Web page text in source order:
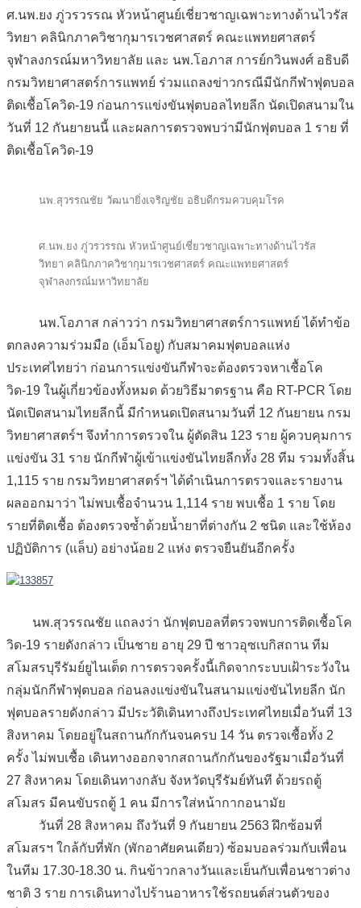
ศ.นพ.ยง ภู่วรวรรณ หัวหน้าศูนย์เชี่ยวชาญเฉพาะทางด้านไวรัส
วิทยา คลินิกภาควิชากุมารเวชศาสตร์ คณะแพทยศาสตร์
จุฬาลงกรณ์มหาวิทยาลัย และ นพ.โอภาส การย์กวินพงศ์ อธิบดี
กรมวิทยาศาสตร์การแพทย์ ร่วมแถลงข่าวกรณีมีนักกีฬาฟุตบอล
ติดเชื้อโควิด-19 ก่อนการแข่งขันฟุตบอลไทยลีก นัดเปิดสนามใน
วันที่ 12 กันยายนนี้ และผลการตรวจพบว่ามีนักฟุตบอล 1 ราย ที่
ติดเชื้อโควิด-19
นพ.สุวรรณชัย วัฒนายิ่งเจริญชัย อธิบดีกรมควบคุมโรค
ศ.นพ.ยง ภู่วรวรรณ หัวหน้าศูนย์เชี่ยวชาญเฉพาะทางด้านไวรัส
วิทยา คลินิกภาควิชากุมารเวชศาสตร์ คณะแพทยศาสตร์
จุฬาลงกรณ์มหาวิทยาลัย
นพ.โอภาส กล่าวว่า กรมวิทยาศาสตร์การแพทย์ ได้ทำข้อ
ตกลงความร่วมมือ (เอ็มโอยู) กับสมาคมฟุตบอลแห่ง
ประเทศไทยว่า ก่อนการแข่งขันกีฬาจะต้องตรวจหาเชื้อโค
วิด-19 ในผู้เกี่ยวข้องทั้งหมด ด้วยวิธีมาตรฐาน คือ RT-PCR โดย
นัดเปิดสนามไทยลีกนี้ มีกำหนดเปิดสนามวันที่ 12 กันยายน กรม
วิทยาศาสตร์ฯ จึงทำการตรวจใน ผู้ตัดสิน 123 ราย ผู้ควบคุมการ
แข่งขัน 31 ราย นักกีฬาผู้เข้าแข่งขันไทยลีกทั้ง 28 ทีม รวมทั้งสิ้น
1,115 ราย กรมวิทยาศาสตร์ฯ ได้ดำเนินการตรวจและรายงาน
ผลออกมาว่า ไม่พบเชื้อจำนวน 1,114 ราย พบเชื้อ 1 ราย โดย
รายที่ติดเชื้อ ต้องตรวจซ้ำด้วยน้ำยาที่ต่างกัน 2 ชนิด และใช้ห้อง
ปฏิบัติการ (แล็บ) อย่างน้อย 2 แห่ง ตรวจยืนยันอีกครั้ง
นพ.สุวรรณชัย แถลงว่า นักฟุตบอลที่ตรวจพบการติดเชื้อโค
วิด-19 รายดังกล่าว เป็นชาย อายุ 29 ปี ชาวอุซเบกิสถาน ทีม
สโมสรบุรีรัมย์ยูไนเต็ด การตรวจครั้งนี้เกิดจากระบบเฝ้าระวังใน
กลุ่มนักกีฬาฟุตบอล ก่อนลงแข่งขันในสนามแข่งขันไทยลีก นัก
ฟุตบอลรายดังกล่าว มีประวัติเดินทางถึงประเทศไทยเมื่อวันที่ 13
สิงหาคม โดยอยู่ในสถานกักกันจนครบ 14 วัน ตรวจเชื้อทั้ง 2
ครั้ง ไม่พบเชื้อ เดินทางออกจากสถานกักกันของรัฐมาเมื่อวันที่
27 สิงหาคม โดยเดินทางกลับ จังหวัดบุรีรัมย์ทันที ด้วยรถตู้
สโมสร มีคนขับรถตู้ 1 คน มีการใส่หน้ากากอนามัย
วันที่ 28 สิงหาคม ถึงวันที่ 9 กันยายน 2563 ฝึกซ้อมที่
สโมสรฯ ใกล้กับที่พัก (พักอาศัยคนเดียว) ซ้อมบอลร่วมกับเพื่อน
ในทีม 17.30-18.30 น. กินข้าวกลางวันและเย็นกับเพื่อนชาวต่าง
ชาติ 3 ราย การเดินทางไปร้านอาหารใช้รถยนต์ส่วนตัวของ